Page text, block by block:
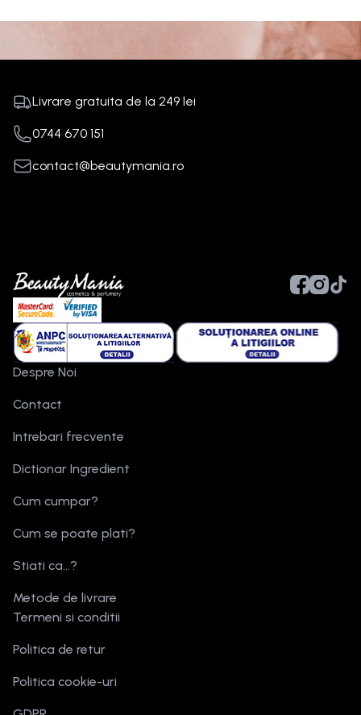
Livrare gratuita de la 249 lei
0744 670 151
contact@beautymania.ro
Despre Noi
Contact
Intrebari frecvente
Dictionar Ingredient
Cum cumpar?
Cum se poate plati?
Stiati ca...?
Metode de livrare
Termeni si conditii
Politica de retur
Politica cookie-uri